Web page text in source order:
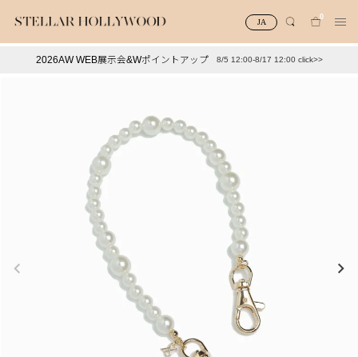
JA
0
2026AW WEB展示会&Wポイントアップ 8/5 12:00-8/17 12:00 click>>